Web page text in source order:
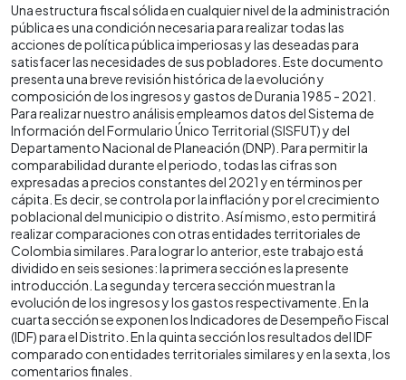
Una estructura fiscal sólida en cualquier nivel de la administración
pública es una condición necesaria para realizar todas las
acciones de política pública imperiosas y las deseadas para
satisfacer las necesidades de sus pobladores. Este documento
presenta una breve revisión histórica de la evolución y
composición de los ingresos y gastos de Durania 1985 - 2021.
Para realizar nuestro análisis empleamos datos del Sistema de
Información del Formulario Único Territorial (SISFUT) y del
Departamento Nacional de Planeación (DNP). Para permitir la
comparabilidad durante el periodo, todas las cifras son
expresadas a precios constantes del 2021 y en términos per
cápita. Es decir, se controla por la inflación y por el crecimiento
poblacional del municipio o distrito. Así mismo, esto permitirá
realizar comparaciones con otras entidades territoriales de
Colombia similares. Para lograr lo anterior, este trabajo está
dividido en seis sesiones: la primera sección es la presente
introducción. La segunda y tercera sección muestran la
evolución de los ingresos y los gastos respectivamente. En la
cuarta sección se exponen los Indicadores de Desempeño Fiscal
(IDF) para el Distrito. En la quinta sección los resultados del IDF
comparado con entidades territoriales similares y en la sexta, los
comentarios finales.